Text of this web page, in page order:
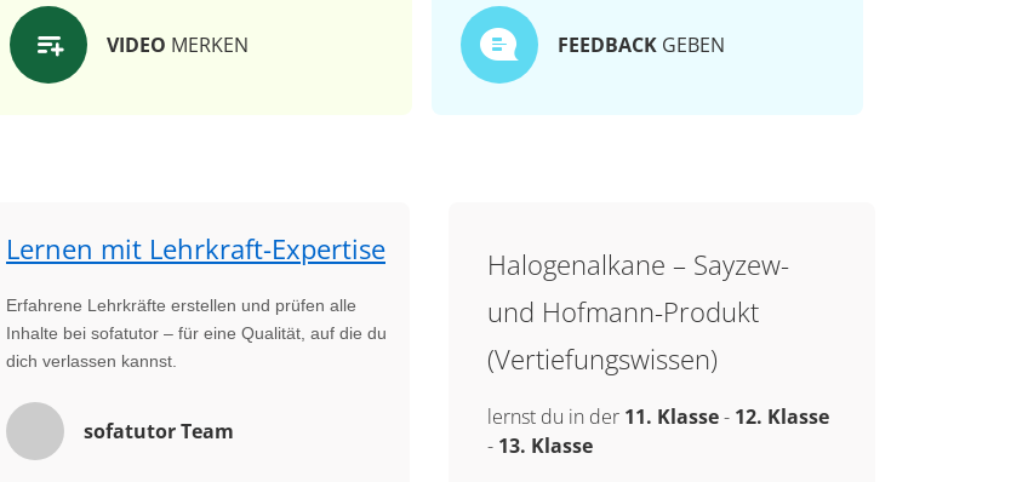
VIDEO MERKEN FEEDBACK GEBEN
Lernen mit Lehrkraft-Expertise
Erfahrene Lehrkräfte erstellen und prüfen alle
Inhalte bei sofatutor – für eine Qualität, auf die du
dich verlassen kannst.
sofatutor Team
Halogenalkane – Sayzew-
und Hofmann-Produkt
(Vertiefungswissen)
lernst du in der 11. Klasse- 12. Klasse
- 13. Klasse